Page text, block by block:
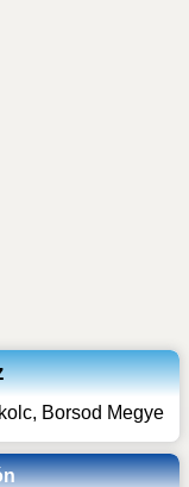
Borsod Megye